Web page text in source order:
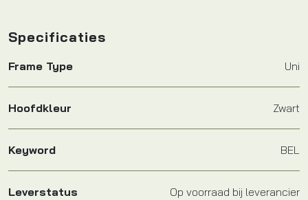
Specificaties
Frame Type Uni
Hoofdkleur Zwart
Keyword BEL
Leverstatus Op voorraad bij leverancier